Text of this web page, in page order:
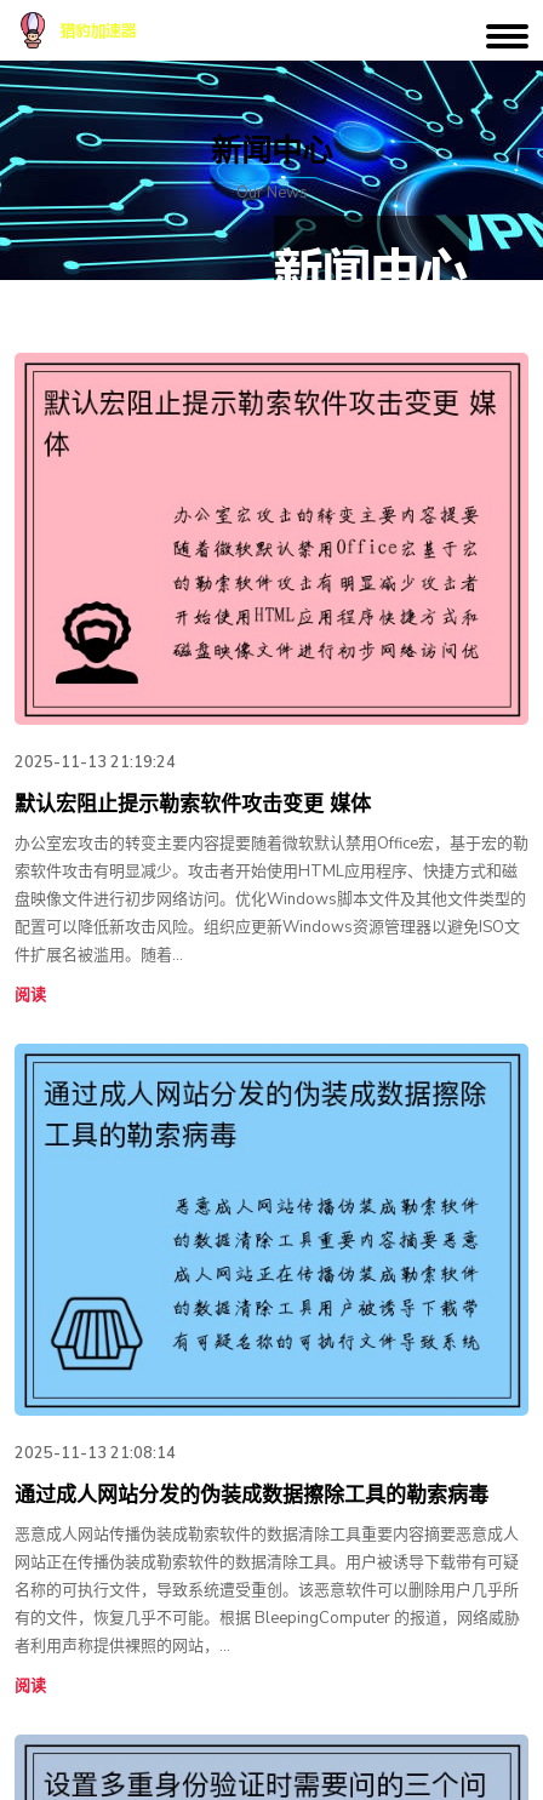
新闻中心
Our News
2025-11-13 21:19:24
默认宏阻止提示勒索软件攻击变更 媒体
办公室宏攻击的转变主要内容提要随着微软默认禁用Office宏，基于宏的勒
索软件攻击有明显减少。攻击者开始使用HTML应用程序、快捷方式和磁
盘映像文件进行初步网络访问。优化Windows脚本文件及其他文件类型的
配置可以降低新攻击风险。组织应更新Windows资源管理器以避免ISO文
件扩展名被滥用。随着...
阅读
2025-11-13 21:08:14
通过成人网站分发的伪装成数据擦除工具的勒索病毒
恶意成人网站传播伪装成勒索软件的数据清除工具重要内容摘要恶意成人
网站正在传播伪装成勒索软件的数据清除工具。用户被诱导下载带有可疑
名称的可执行文件，导致系统遭受重创。该恶意软件可以删除用户几乎所
有的文件，恢复几乎不可能。根据 BleepingComputer 的报道，网络威胁
者利用声称提供裸照的网站，...
阅读